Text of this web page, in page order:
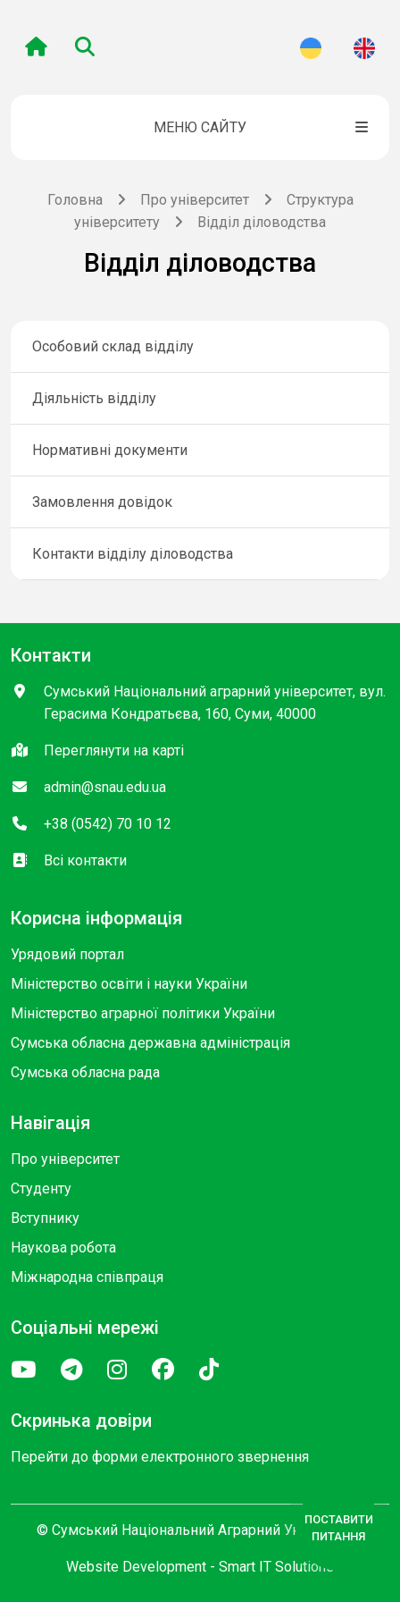
МЕНЮ САЙТУ
Головна Про університет
Структура
університету
Відділ діловодства
Відділ діловодства
Особовий склад відділу
Діяльність відділу
Нормативні документи
Замовлення довідок
Контакти відділу діловодства
Контакти
Сумський Національний аграрний університет, вул.
Герасима Кондратьєва, 160, Суми, 40000
Переглянути на карті
admin@snau.edu.ua
+38 (0542) 70 10 12
Всі контакти
Корисна інформація
Урядовий портал
Міністерство освіти і науки України
Міністерство аграрної політики України
Сумська обласна державна адміністрація
Сумська обласна рада
Навігація
Про університет
Студенту
Вступнику
Наукова робота
Міжнародна співпраця
Соціальні мережі
Скринька довіри
Перейти до форми електронного звернення
© Сумський Національний Аграрний Університет
Website Development - Smart IT Solutions
ПОСТАВИТИ
ПИТАННЯ